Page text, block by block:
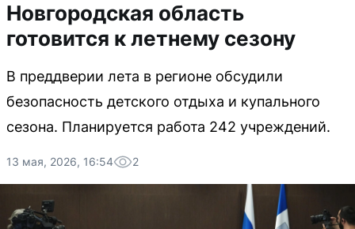
Новгородская область
готовится к летнему сезону
В преддверии лета в регионе обсудили
безопасность детского отдыха и купального
сезона. Планируется работа 242 учреждений.
13 мая, 2026, 16:54 2